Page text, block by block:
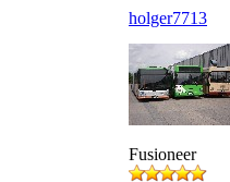
holger7713
Fusioneer